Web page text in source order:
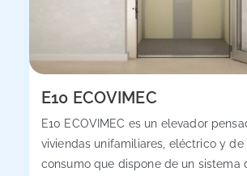
E10 ECOVIMEC
E10 ECOVIMEC es un elevador
viviendas unifamiliares, eléctrico y de
consumo que dispone de un sistema